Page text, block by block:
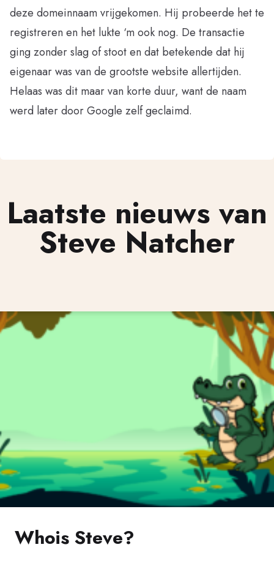
deze domeinnaam vrijgekomen. Hij probeerde het te
registreren en het lukte ‘m ook nog. De transactie
ging zonder slag of stoot en dat betekende dat hij
eigenaar was van de grootste website allertijden.
Helaas was dit maar van korte duur, want de naam
werd later door Google zelf geclaimd.
Laatste nieuws van
Steve Natcher
Whois Steve?